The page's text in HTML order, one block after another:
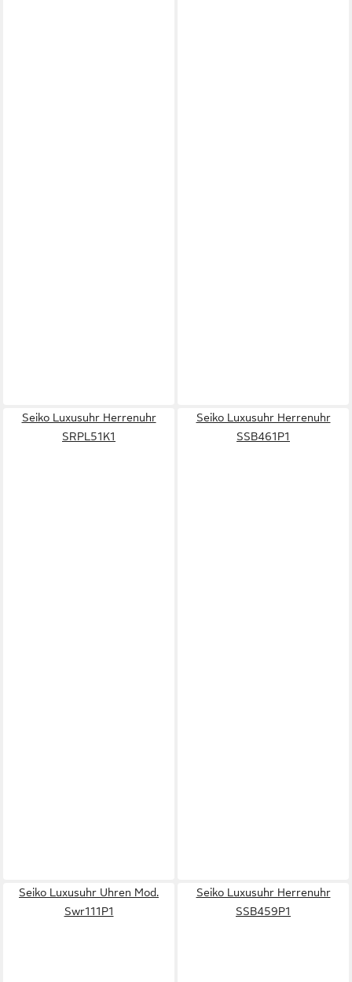
Seiko Luxusuhr Herrenuhr
SRPL51K1
Seiko Luxusuhr Herrenuhr
SSB461P1
Seiko Luxusuhr Uhren Mod.
Swr111P1
Seiko Luxusuhr Herrenuhr
SSB459P1